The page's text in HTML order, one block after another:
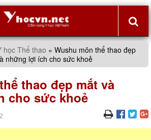
học Thể thao » Wushu môn thể thao đẹp
những lợi ích cho sức khoẻ
thao đẹp mắt và
cho sức khoẻ